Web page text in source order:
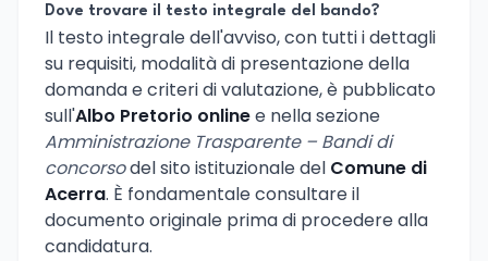
Dove trovare il testo integrale del bando?
Il testo integrale dell'avviso, con tutti i dettagli
su requisiti, modalità di presentazione della
domanda e criteri di valutazione, è pubblicato
sull'Albo Pretorio onlinee nella sezione
Amministrazione Trasparente – Bandi di
concorsodel sito istituzionale del Comune di
Acerra. È fondamentale consultare il
documento originale prima di procedere alla
candidatura.